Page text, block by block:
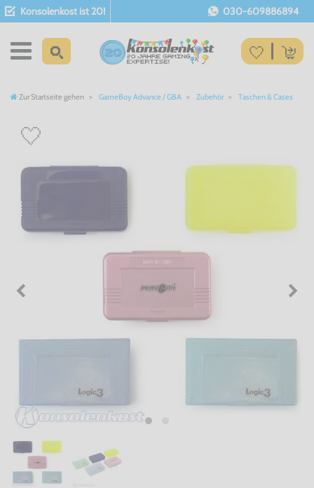
Konsolenkost ist 20! 030-609886894
Zur Startseite gehen GameBoy Advance / GBA Zubehör Taschen & Cases